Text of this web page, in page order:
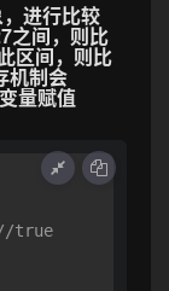
进行比较
之间，则比
区间，则比
机制会
量赋值
true